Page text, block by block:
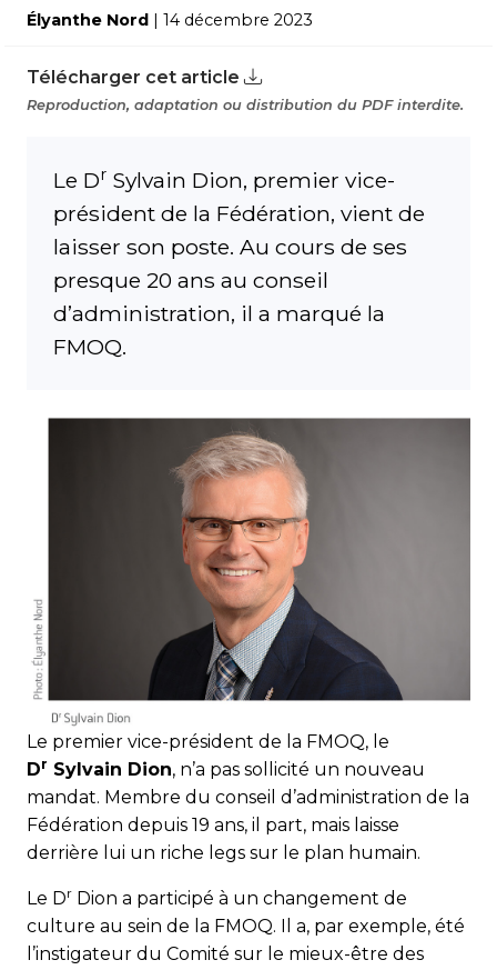
Élyanthe Nord | 14 décembre 2023
Télécharger cet article
Reproduction, adaptation ou distribution du PDF interdite.
Le Dr Sylvain Dion, premier vice-
président de la Fédération, vient de
laisser son poste. Au cours de ses
presque 20 ans au conseil
d’administration, il a marqué la
FMOQ.
Le premier vice-président de la FMOQ, le
Dr Sylvain Dion, n’a pas sollicité un nouveau
mandat. Membre du conseil d’administration de la
Fédération depuis 19 ans, il part, mais laisse
derrière lui un riche legs sur le plan humain.
Le Dr Dion a participé à un changement de
culture au sein de la FMOQ. Il a, par exemple, été
l’instigateur du Comité sur le mieux-être des